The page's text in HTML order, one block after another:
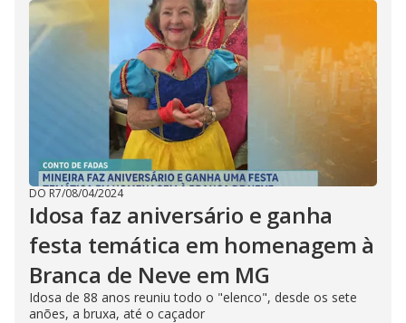
DO R7/08/04/2024
Idosa faz aniversário e ganha
festa temática em homenagem à
Branca de Neve em MG
Idosa de 88 anos reuniu todo o "elenco", desde os sete
anões, a bruxa, até o caçador